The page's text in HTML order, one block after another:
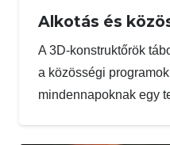
Alkotás és
A 3D-konstruktőrök
a közösségi
mindennapoknak egy